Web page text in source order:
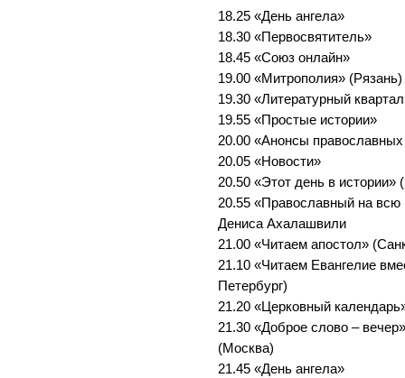
18.25 «День ангела»
18.30 «Первосвятитель»
18.45 «Союз онлайн»
19.00 «Митрополия» (Рязань)
19.30 «Литературный
19.55 «Простые истории»
20.00 «Анонсы
20.05 «Новости»
20.50 «Этот день в истории»
20.55 «Православный на всю
Дениса Ахалашвили
21.00 «Читаем апостол»
21.10 «Читаем Евангелие
Петербург)
21.20 «Церковный
21.30 «Доброе слово –
(Москва)
21.45 «День ангела»